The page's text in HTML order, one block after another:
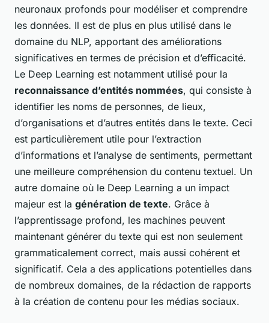
neuronaux profonds pour modéliser et comprendre
les données. Il est de plus en plus utilisé dans le
domaine du NLP, apportant des améliorations
significatives en termes de précision et d’efficacité.
Le Deep Learning est notamment utilisé pour la
reconnaissance d’entités nommées, qui consiste à
identifier les noms de personnes, de lieux,
d’organisations et d’autres entités dans le texte. Ceci
est particulièrement utile pour l’extraction
d’informations et l’analyse de sentiments, permettant
une meilleure compréhension du contenu textuel. Un
autre domaine où le Deep Learning a un impact
majeur est la génération de texte. Grâce à
l’apprentissage profond, les machines peuvent
maintenant générer du texte qui est non seulement
grammaticalement correct, mais aussi cohérent et
significatif. Cela a des applications potentielles dans
de nombreux domaines, de la rédaction de rapports
à la création de contenu pour les médias sociaux.